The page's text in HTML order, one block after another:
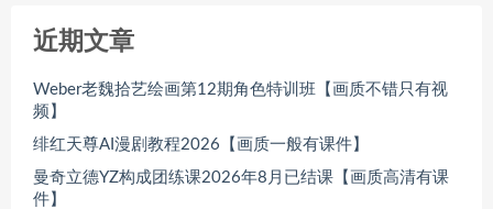
近期文章
Weber老魏拾艺绘画第12期角色特训班【画质不错只有视
频】
绯红天尊AI漫剧教程2026【画质一般有课件】
曼奇立德YZ构成团练课2026年8月已结课【画质高清有课
件】